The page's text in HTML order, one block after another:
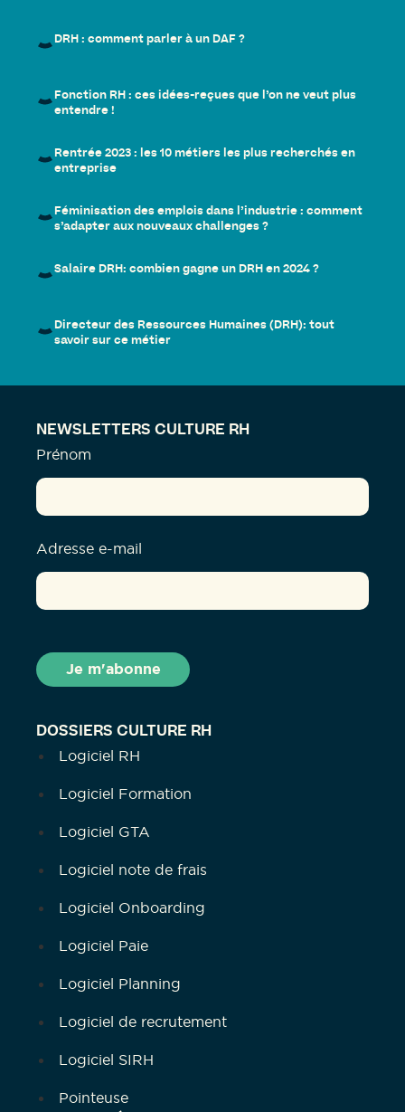
DRH : comment parler à un DAF ?
Fonction RH : ces idées-reçues que l’on ne veut plus
entendre !
Rentrée 2023 : les 10 métiers les plus recherchés en
entreprise
Féminisation des emplois dans l’industrie : comment
s’adapter aux nouveaux challenges ?
Salaire DRH: combien gagne un DRH en 2024 ?
Directeur des Ressources Humaines (DRH): tout
savoir sur ce métier
DOSSIERS CULTURE RH
Logiciel RH
Logiciel Formation
Logiciel GTA
Logiciel note de frais
Logiciel Onboarding
Logiciel Paie
Logiciel Planning
Logiciel de recrutement
Logiciel SIRH
Pointeuse
NEWSLETTERS CULTURE RH
Prénom
Adresse e-mail